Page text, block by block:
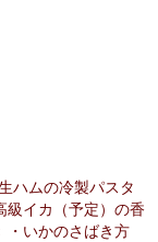
ハムの冷製パスタ
級イカ（予定）の香
・いかのさばき方